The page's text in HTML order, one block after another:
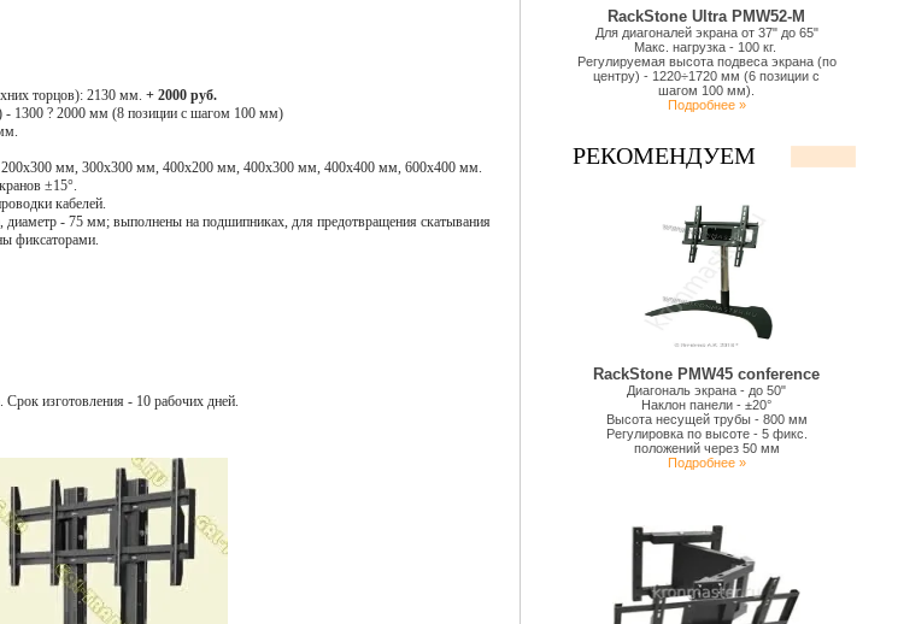
торцов): 2130 мм. + 2000 руб.
- 1300 ? 2000 мм (8 позиции с шагом 100 мм)
200x300 мм, 300x300 мм, 400x200 мм, 400x300 мм, 400x400 мм, 600х400 мм.
±15°.
кабелей.
диаметр - 75 мм; выполнены на подшипниках, для предотвращения скатывания
фиксаторами.
изготовления - 10 рабочих дней.
RackStone Ultra PMW52-M
Для диагоналей экрана от 37" до 65"
Макс. нагрузка - 100 кг.
Регулируемая высота подвеса экрана (по
центру) - 1220÷1720 мм (6 позиции с
шагом 100 мм).
Подробнее »
РЕКОМЕНДУЕМ
RackStone PMW45 conference
Диагональ экрана - до 50"
Наклон панели - ±20°
Высота несущей трубы - 800 мм
Регулировка по высоте - 5 фикс.
положений через 50 мм
Подробнее »